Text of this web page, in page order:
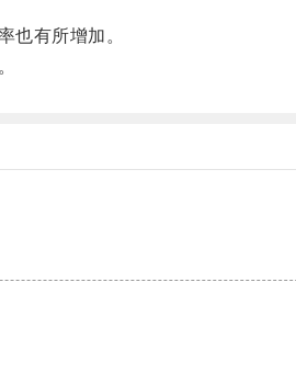
有所增加。